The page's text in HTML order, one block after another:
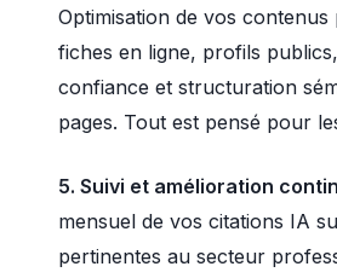
Optimisation de vos
fiches en ligne, profils
confiance et structuration
pages. Tout est pensé pour
5. Suivi et amélioration
mensuel de vos citations IA
pertinentes au secteur